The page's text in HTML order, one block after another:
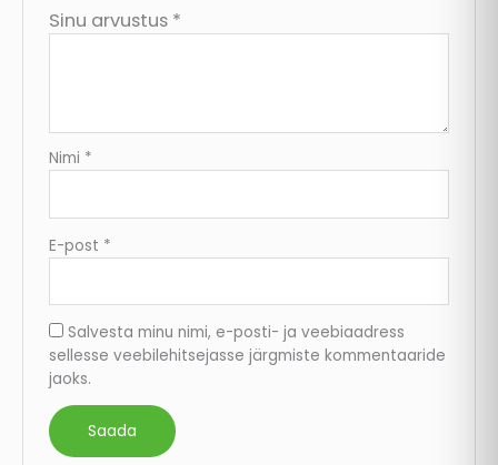
Sinu arvustus *
Nimi *
E-post *
Salvesta minu nimi, e-posti- ja veebiaadress
sellesse veebilehitsejasse järgmiste kommentaaride
jaoks.